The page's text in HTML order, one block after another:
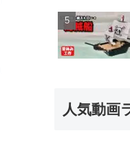
人気動画